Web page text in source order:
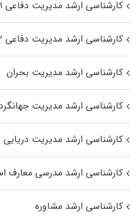
کارشناسی ارشد مدیریت دفاعی ۱
کارشناسی ارشد مدیریت دفاعی ۲
کارشناسی ارشد مدیریت بحران
کارشناسی ارشد مدیریت
کارشناسی ارشد مدیریت دریایی
کارشناسی ارشد مدرسی معارف
کارشناسی ارشد مشاوره